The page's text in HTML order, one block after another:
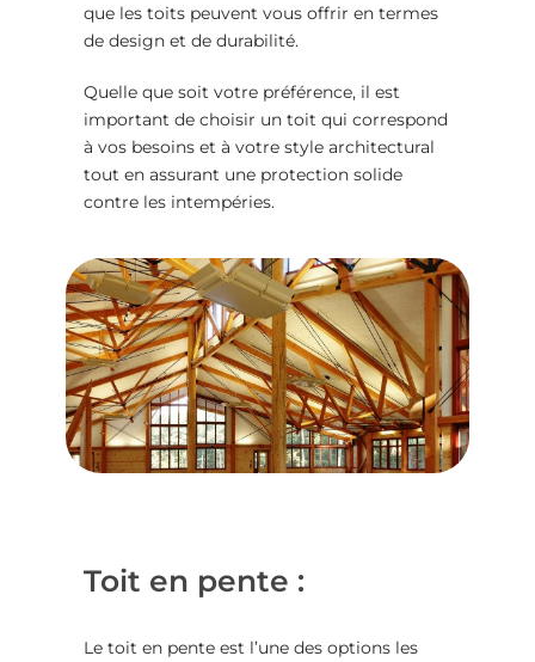
que les toits peuvent vous offrir en termes
de design et de durabilité.
Quelle que soit votre préférence, il est
important de choisir un toit qui correspond
à vos besoins et à votre style architectural
tout en assurant une protection solide
contre les intempéries.
Toit en pente :
Le toit en pente est l’une des options les